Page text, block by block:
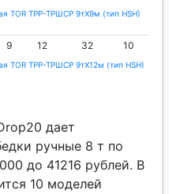
TOR ТРР-ТРШСР 9тХ9м (тип HSH)
9 12 32 10
TOR ТРР-ТРШСР 9тХ12м (тип HSH)
дает
ручные 8 т по
до 41216 рублей. В
10 моделей